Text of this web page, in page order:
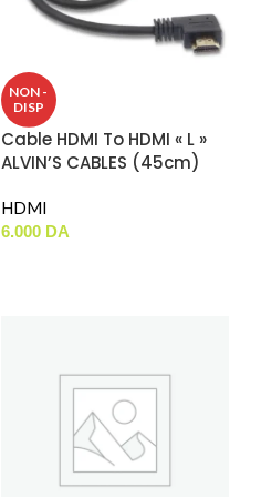
NON -
DISP
Cable HDMI To HDMI « L »
ALVIN’S CABLES (45cm)
HDMI
6.000 DA